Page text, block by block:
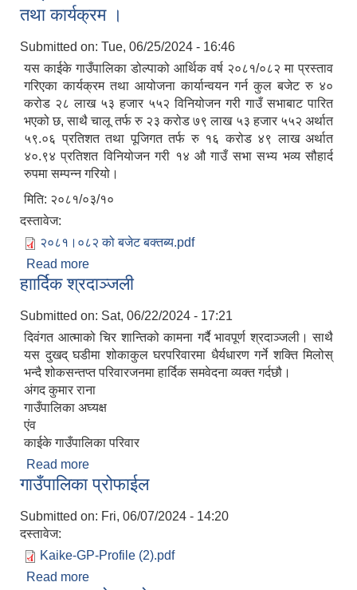
तथा कार्यक्रम ।
Submitted on: Tue, 06/25/2024 - 16:46
यस काईके गाउँपालिका डोल्पाको आर्थिक वर्ष २०८१/०८२ मा प्रस्ताव
गरिएका कार्यक्रम तथा आयोजना कार्यान्वयन गर्न कुल बजेट रु ४०
करोड २८ लाख ५३ हजार ५५२ विनियोजन गरी गाउँ सभाबाट पारित
भएको छ, साथै चालू तर्फ रु २३ करोड ७९ लाख ५३ हजार ५५२ अर्थात
५९.०६ प्रतिशत तथा पूजिगत तर्फ रु १६ करोड ४९ लाख अर्थात
४०.९४ प्रतिशत विनियोजन गरी १४ औ गाउँ सभा सभ्य भव्य सौहार्द
रुपमा सम्पन्न गरियो।
मिति: २०८१/०३/१०
दस्तावेज:
२०८१।०८२ को बजेट बक्तब्य.pdf
Read more
तथा कार्यक्रम ।
हाार्दिक श्रदाञ्‍जली
Submitted on: Sat, 06/22/2024 - 17:21
दिवंगत आत्माको चिर शान्तिको कामना गर्दै भावपूर्ण श्रदाञ्‍जली। साथै
यस दुखद् घडीमा शोकाकुल घरपरिवारमा धैर्यधारण गर्ने शक्ति मिलोस्
भन्दै शोकसन्तप्त परिवारजनमा हार्दिक समवेदना व्यक्त गर्दछौ।
अंगद कुमार राना
गाउँपालिका अघ्यक्ष
एंव
काईके गाउँपालिका परिवार
Read more
गाउँपालिका प्रोफाईल
Submitted on: Fri, 06/07/2024 - 14:20
दस्तावेज:
Kaike-GP-Profile (2).pdf
Read more